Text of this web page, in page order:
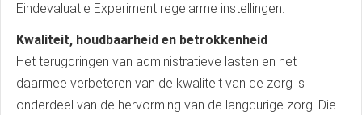
Eindevaluatie Experiment regelarme instellingen.
Kwaliteit, houdbaarheid en betrokkenheid
Het terugdringen van administratieve lasten en het
daarmee verbeteren van de kwaliteit van de zorg is
onderdeel van de hervorming van de langdurige zorg. Die